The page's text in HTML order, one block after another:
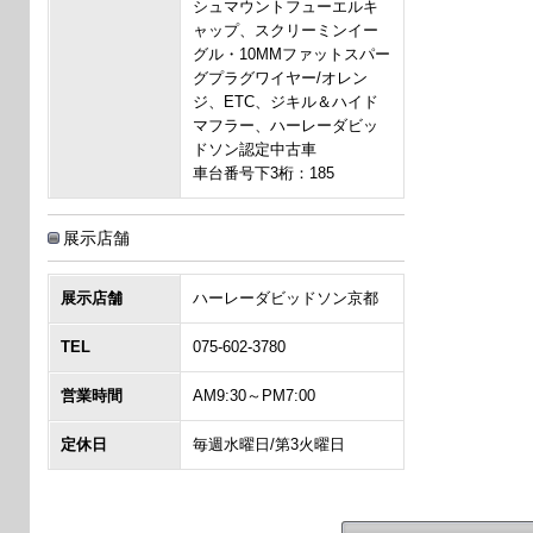
シュマウントフューエルキ
ャップ、スクリーミンイー
グル・10MMファットスパー
グプラグワイヤー/オレン
ジ、ETC、ジキル＆ハイド
マフラー、ハーレーダビッ
ドソン認定中古車
車台番号下3桁：185
展示店舗
展示店舗 ハーレーダビッドソン京都
TEL 075-602-3780
営業時間 AM9:30～PM7:00
定休日 毎週水曜日/第3火曜日